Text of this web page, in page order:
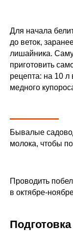
Для начала
до веток,
лишайника.
приготовить
рецепта: на 10 л
медного
Бывалые
молока, чтобы
Проводить
в октябре-